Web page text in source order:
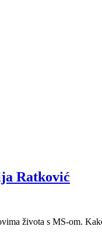
Ratković
života s MS-om.